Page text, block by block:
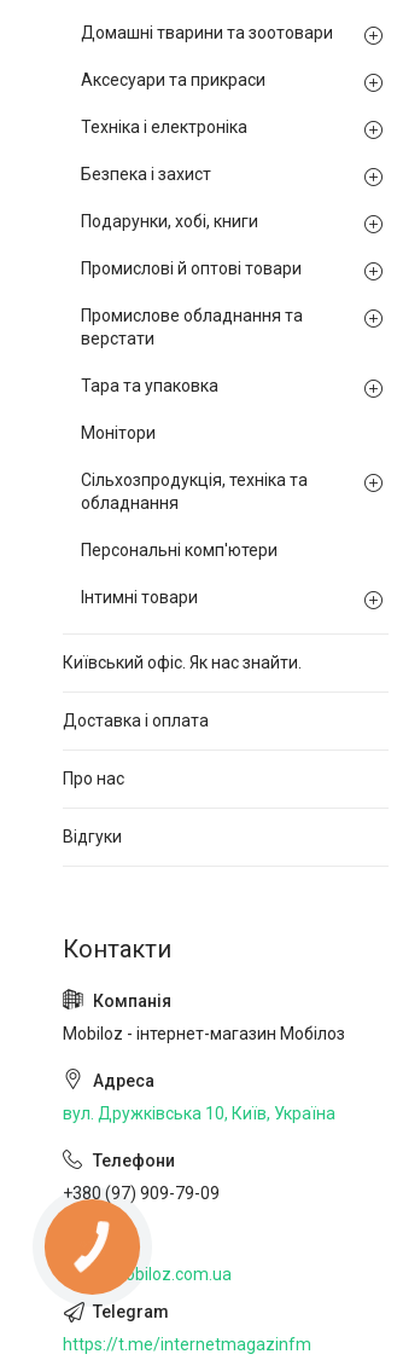
Домашні тварини та зоотовари
Аксесуари та прикраси
Техніка і електроніка
Безпека і захист
Подарунки, хобі, книги
Промислові й оптові товари
Промислове обладнання та
верстати
Тара та упаковка
Монітори
Сільхозпродукція, техніка та
обладнання
Персональні комп'ютери
Інтимні товари
Київський офіс. Як нас знайти.
Доставка і оплата
Про нас
Відгуки
Mobiloz - інтернет-магазин Мобілоз
вул. Дружківська 10, Київ, Україна
+380 (97) 909-79-09
http://mobiloz.com.ua
https://t.me/internetmagazinfm